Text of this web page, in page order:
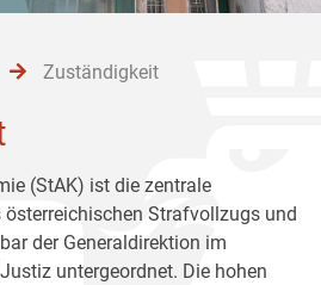
Zuständigkeit
(StAK) ist die zentrale
Strafvollzugs und
der Generaldirektion im
untergeordnet. Die hohen